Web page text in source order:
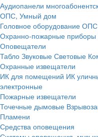
Аудиопанели
ОПС, Умный дом
Головное оборудование ОПС
Охранно-пожарные приборы
Оповещатели
Табло Звуковые Световые
Охранные извещатели
ИК для помещений ИК
электронные
Пожарные извещатели
Точечные дымовые
Пламени
Средства оповещения